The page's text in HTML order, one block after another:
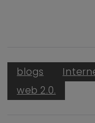
blogs
web 2.0.